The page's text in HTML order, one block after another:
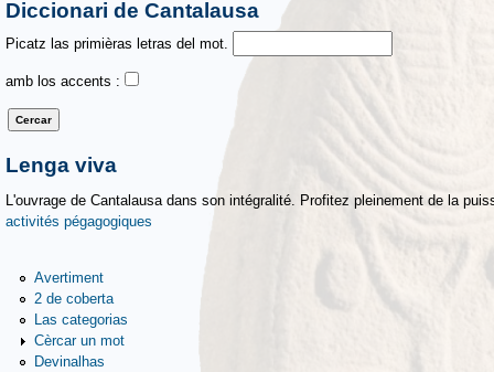
Diccionari de Cantalausa
Picatz las primièras letras del mot.
amb los accents :
Lenga viva
L'ouvrage de Cantalausa dans son intégralité. Profitez pleinement de la
activités pégagogiques
Avertiment
2 de coberta
Las categorias
Cèrcar un mot
Devinalhas